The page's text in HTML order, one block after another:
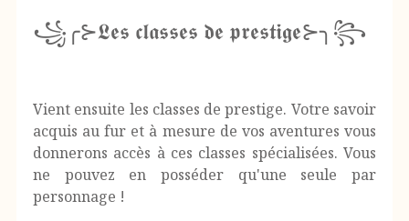
꧁╭⊱𝕷𝖊𝖘 𝖈𝖑𝖆𝖘𝖘𝖊𝖘 𝖉𝖊 𝖕𝖗𝖊𝖘𝖙𝖎𝖌𝖊⊱╮꧂
Vient ensuite les classes de prestige. Votre savoir
acquis au fur et à mesure de vos aventures vous
donnerons accès à ces classes spécialisées. Vous
ne pouvez en posséder qu'une seule par
personnage !